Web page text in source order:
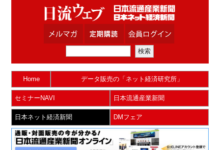
Home データ販売の「ネット経済研究所」
セミナーNAVI 日本流通産業新聞
日本ネット経済新聞 DMフェア